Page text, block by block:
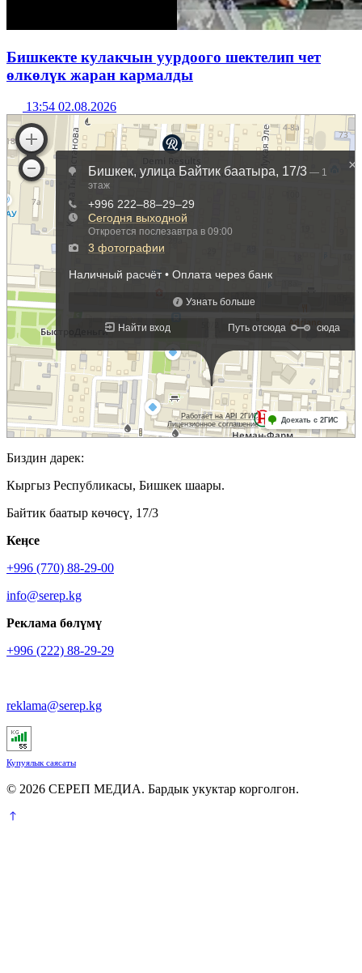
Бишкекте кулакчын уурдоого шектелип чет
өлкөлүк жаран кармалды
13:54 02.08.2026
Биздин дарек:
Кыргыз Республикасы, Бишкек шаары.
Байтик баатыр көчөсү, 17/3
Кеӊсе
+996 (770) 88-29-00
info@serep.kg
Реклама бөлүмү
+996 (222) 88-29-29
reklama@serep.kg
Купуялык саясаты
© 2026 СЕРЕП МЕДИА. Бардык укуктар корголгон.